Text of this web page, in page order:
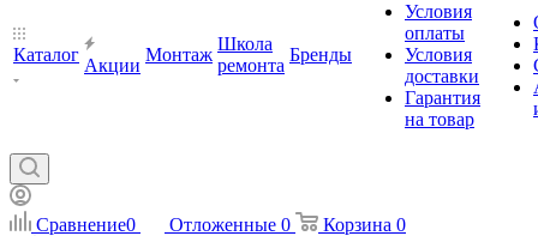
Каталог
Акции
Монтаж
Школа
ремонта
Бренды
Условия
оплаты
Условия
доставки
Гарантия
на товар
Сравнение0 Отложенные 0 Корзина 0